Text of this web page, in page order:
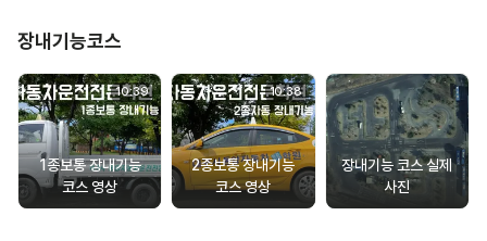
장내기능코스
10:39
1종보통 장내기능
코스 영상
10:38
2종보통 장내기능
코스 영상
장내기능 코스 실제
사진